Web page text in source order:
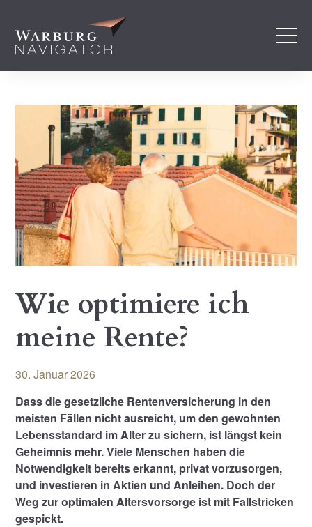
Wie optimiere ich
meine Rente?
30. Januar 2026
Dass die gesetzliche Rentenversicherung in den
meisten Fällen nicht ausreicht, um den gewohnten
Lebensstandard im Alter zu sichern, ist längst kein
Geheimnis mehr. Viele Menschen haben die
Notwendigkeit bereits erkannt, privat vorzusorgen,
und investieren in Aktien und Anleihen. Doch der
Weg zur optimalen Altersvorsorge ist mit Fallstricken
gespickt.